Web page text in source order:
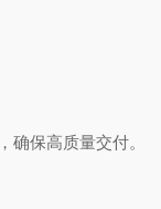
确保高质量交付。